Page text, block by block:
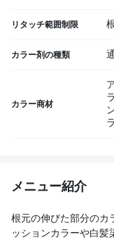
リタッチ範囲制限
カラー剤の種類
カラー商材
メニュー紹介
根元の伸びた部分のカ
ッションカラーや白髪